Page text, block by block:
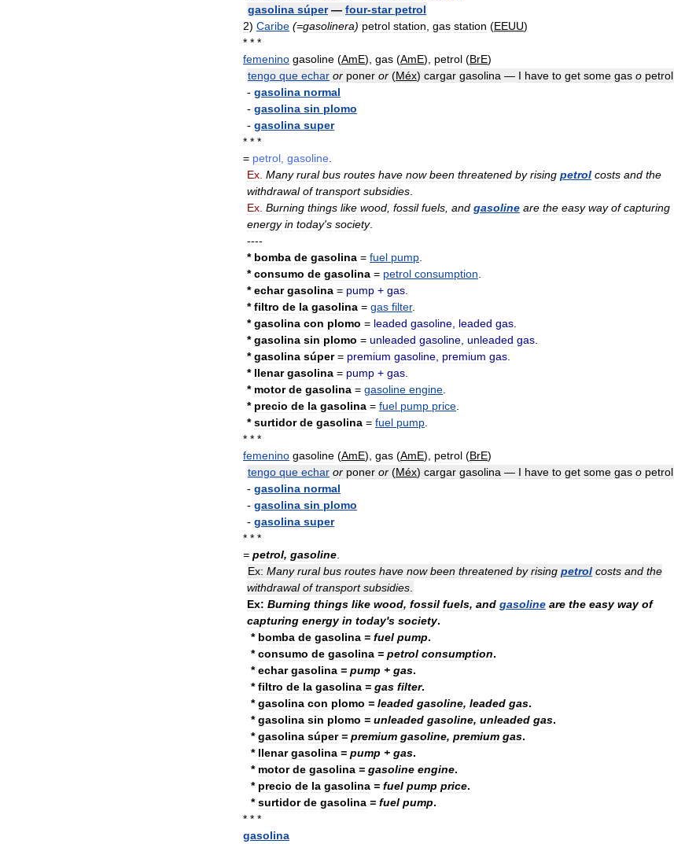
gasolina súper— four-star petrol
2) Caribe (=gasolinera) petrol station gas station (EEUU)
* * *
femenino gasoline (AmE), gas (AmE), petrol (BrE)
tengo que echar or poner or (Méx) cargar gasolina — I have to get some gas o petrol
- gasolina normal
- gasolina sin plomo
- gasolina super
* * *
= petrol gasoline
Ex Many rural bus routes have now been threatened by rising petrol costs and the
withdrawal of transport subsidies
Ex Burning things like wood fossil fuels and gasoline are the easy way of capturing
energy in today's society.
----
* bomba de gasolina = fuel pump
*consumo de gasolina = petrol consumption
*echar gasolina = pump + gas
*filtro de la gasolina = gas filter.
*gasolina con plomo = leaded gasoline leaded gas
*gasolina sin plomo = unleaded gasoline unleaded gas
*gasolina súper= premium gasoline premium gas
* llenar gasolina = pump + gas
* motor de gasolina = gasoline engine
* precio de la gasolina = fuel pump price
*surtidor de gasolina = fuel pump
* * *
femenino gasoline (AmE), gas (AmE), petrol (BrE)
tengo que echar or poner or (Méx) cargar gasolina — I have to get some gas o petrol
- gasolina normal
- gasolina sin plomo
- gasolina super
* * *
= petrol, gasoline
Ex: Many rural bus routes have now been threatened by rising petrol costs and the
withdrawal of transport subsidies
Ex: Burning things like wood, fossil fuels, and gasoline are the easy way of
capturing energy in today's society.
* bomba de gasolina = fuel pump.
*consumo de gasolina = petrol consumption.
*echar gasolina = pump + gas.
*filtro de la gasolina = gas filter.
*gasolina con plomo = leaded gasoline, leaded gas.
*gasolina sin plomo = unleaded gasoline, unleaded gas.
*gasolina súper = premium gasoline, premium gas.
* llenar gasolina = pump + gas.
* motor de gasolina = gasoline engine.
* precio de la gasolina = fuel pump price.
*surtidor de gasolina = fuel pump.
* * *
gasolina